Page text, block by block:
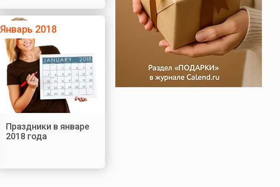
Январь 2018
Праздники в январе
2018 года